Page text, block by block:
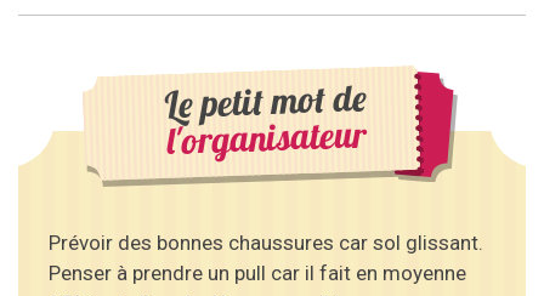
Le petit mot de
l'organisateur
Prévoir des bonnes chaussures car sol glissant.
Penser à prendre un pull car il fait en moyenne